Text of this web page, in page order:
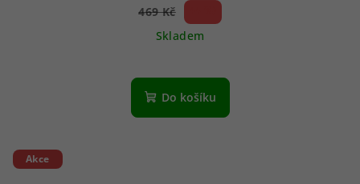
469 Kč
Skladem
Do košíku
Akce